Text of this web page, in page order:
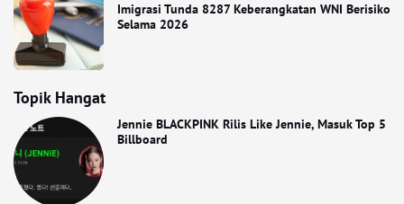
Imigrasi Tunda 8287 Keberangkatan WNI Berisiko
Selama 2026
Topik Hangat
Jennie BLACKPINK Rilis Like Jennie, Masuk Top 5
Billboard